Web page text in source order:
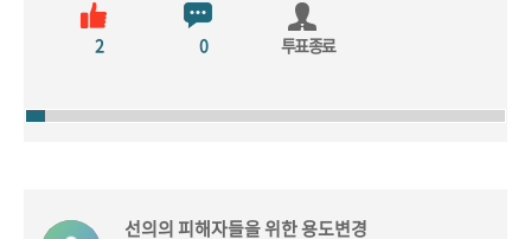
2 0 투표종료
선의의 피해자들을 위한 용도변경